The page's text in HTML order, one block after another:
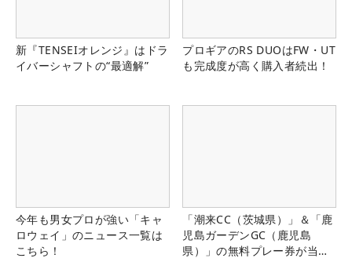
新『TENSEIオレンジ』はドラ
イバーシャフトの“最適解”
プロギアのRS DUOはFW・UT
も完成度が高く購入者続出！
今年も男女プロが強い「キャ
ロウェイ」のニュース一覧は
こちら！
「潮来CC（茨城県）」＆「鹿
児島ガーデンGC（鹿児島
県）」の無料プレー券が当た